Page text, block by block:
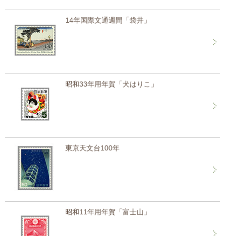
14年国際文通週間「袋井」
昭和33年用年賀「犬はりこ」
東京天文台100年
昭和11年用年賀「富士山」